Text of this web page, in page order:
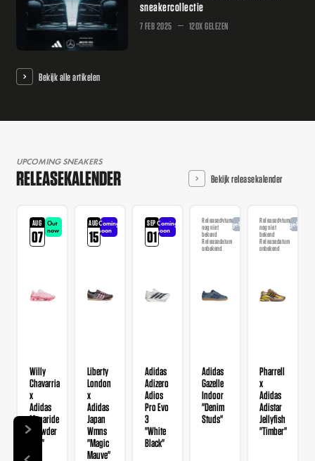
sneakercollectie
7 FEB 2025 120X GELEZEN
Bekijk alle artikelen
UPCOMING SNEAKERS
RELEASEKALENDER Bekijk releasekalender
AUG
07
Out
now
Willy
Chavarria
x
Adidas
Megaride
"Powder
Red"
AUG
15
Coming
soon
Liberty
London
x
Adidas
Japan
Wmns
"Magic
Mauve"
SEP
01
Coming
soon
Adidas
Adizero
Adios
Pro Evo
3
"White
Black"
Releasedatum
nog niet
bekend
Releasedatum
onbekend
Aangekondigd
Adidas
Gazelle
Indoor
"Denim
Studs"
Releasedatum
nog niet
bekend
Releasedatum
onbekend
Pharrell
x
Adidas
Adistar
Jellyfish
"Timber"